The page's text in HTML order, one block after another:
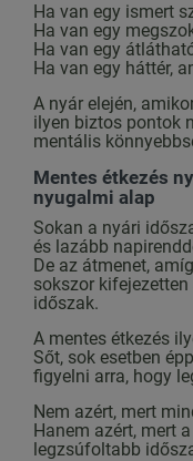
Ha van egy ismert
Ha van egy
Ha van egy
Ha van egy háttér,
A nyár elején,
ilyen biztos pontok
mentális
Mentes étkezés
nyugalmi alap
Sokan a nyári
és lazább
De az átmenet,
sokszor
időszak.
A mentes étkezés
Sőt, sok esetben
figyelni arra, hogy
Nem azért, mert
Hanem azért, mert
legzsúfoltabb